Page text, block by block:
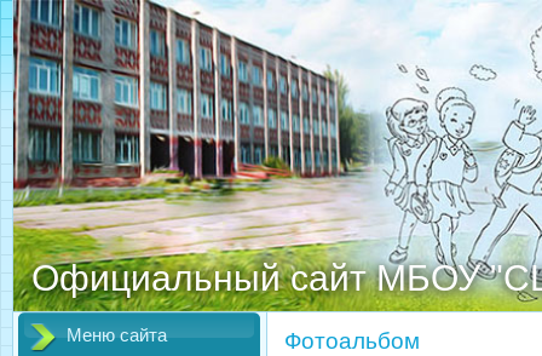
Официальный сайт МБОУ
Меню сайта Фотоальбом